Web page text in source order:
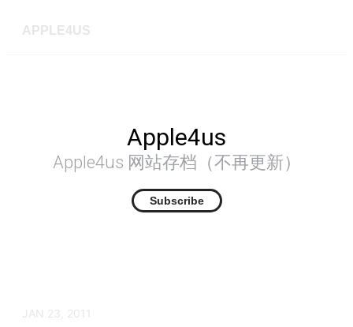
APPLE4US
Apple4us
Apple4us 网站存档（不再更新）
Subscribe
JAN 23, 2011